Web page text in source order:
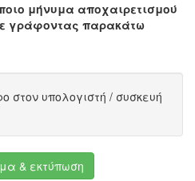
μήνυμα αποχαιρετισμού
γράφοντας παρακάτω
στον υπολογιστή / συσκευή
& εκτύπωση